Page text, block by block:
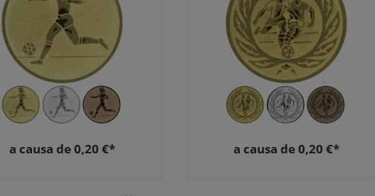
a causa de 0,20 €* a causa de 0,20 €*